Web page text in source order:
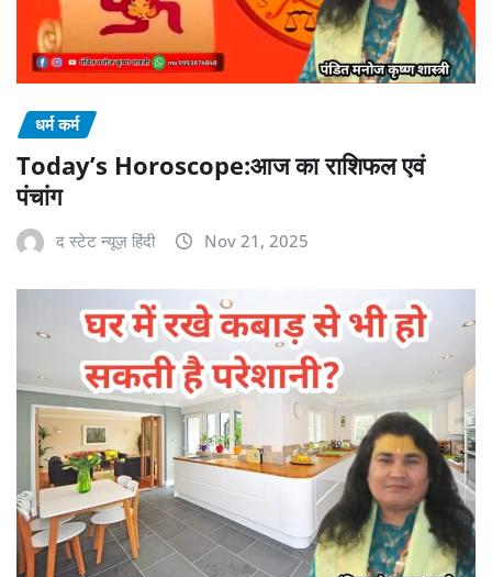
धर्म कर्म
Today’s Horoscope:आज का राशिफल एवं
पंचांग
द स्टेट न्यूज़ हिंदी Nov 21, 2025